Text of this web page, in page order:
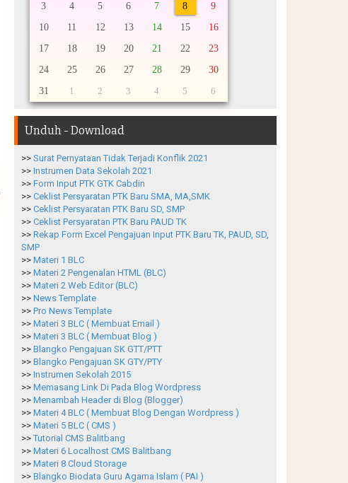
3
4 5 6 7 8
9
10
11 12 13 14 15
16
17
18 19 20 21 22
23
24
25 26 27 28 29
30
31
1 2 3 4 5 6
Unduh - Download
>> Surat Pernyataan Tidak Terjadi Konflik 2021
>> Instrumen Data Sekolah 2021
>> Form Input PTK GTK Cabdin
>> Ceklist Persyaratan PTK Baru SMA, MA,SMK
>> Ceklist Persyaratan PTK Baru SD, SMP
>> Ceklist Persyaratan PTK Baru PAUD TK
>> Rekap Form Excel Pengajuan Input PTK Baru TK, PAUD, SD,
SMP
>> Materi 1 BLC
>> Materi 2 Pengenalan HTML (BLC)
>> Materi 2 Web Editor (BLC)
>> News Template
>> Pro News Template
>> Materi 3 BLC ( Membuat Email )
>> Materi 3 BLC ( Membuat Blog )
>> Blangko Pengajuan SK GTT/PTT
>> Blangko Pengajuan SK GTY/PTY
>> Instrumen Sekolah 2015
>> Memasang Link Di Pada Blog Wordpress
>> Menambah Header di Blog (Blogger)
>> Materi 4 BLC ( Membuat Blog Dengan Wordpress )
>> Materi 5 BLC ( CMS )
>> Tutorial CMS Balitbang
>> Materi 6 Localhost CMS Balitbang
>> Materi 8 Cloud Storage
>> Blangko Biodata Guru Agama Islam ( PAI )